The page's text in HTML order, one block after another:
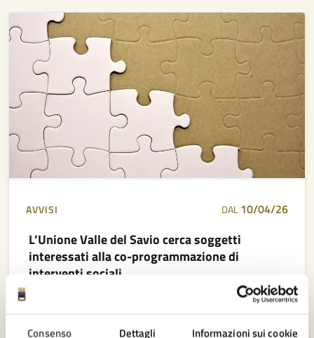
Consenso Dettagli Informazioni sui cookie
AVVISI DAL10/04/26
L’Unione Valle del Savio cerca soggetti
interessati alla co-programmazione di
interventi sociali
Scadenza per le mianifestazioni di interesse: ore
24.00 del 02/05/2026